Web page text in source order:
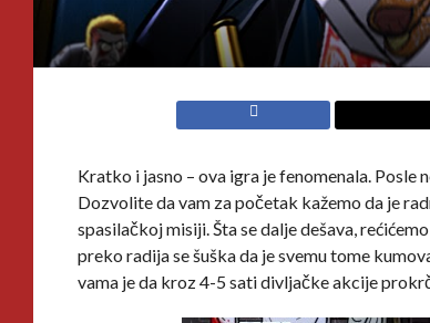
Kratko i jasno – ova igra je fenomenala.
Dozvolite da vam za početak kažemo da je
spasilačkoj misiji. Šta se dalje dešava,
preko radija se šuška da je svemu tome
vama je da kroz 4-5 sati divljačke akcije